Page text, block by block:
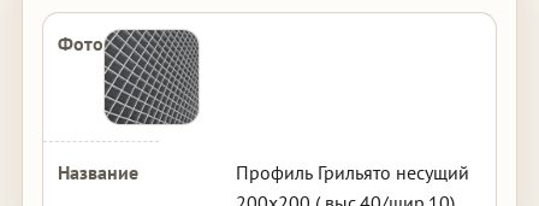
Профиль Грильято несущий